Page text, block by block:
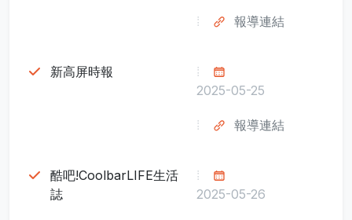
報導連結
新高屏時報
2025-05-25
報導連結
酷吧!CoolbarLIFE生活
誌
2025-05-26